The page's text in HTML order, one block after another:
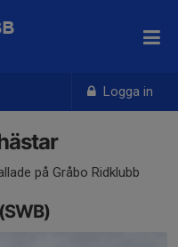
Logga in
på Gråbo Ridklubb